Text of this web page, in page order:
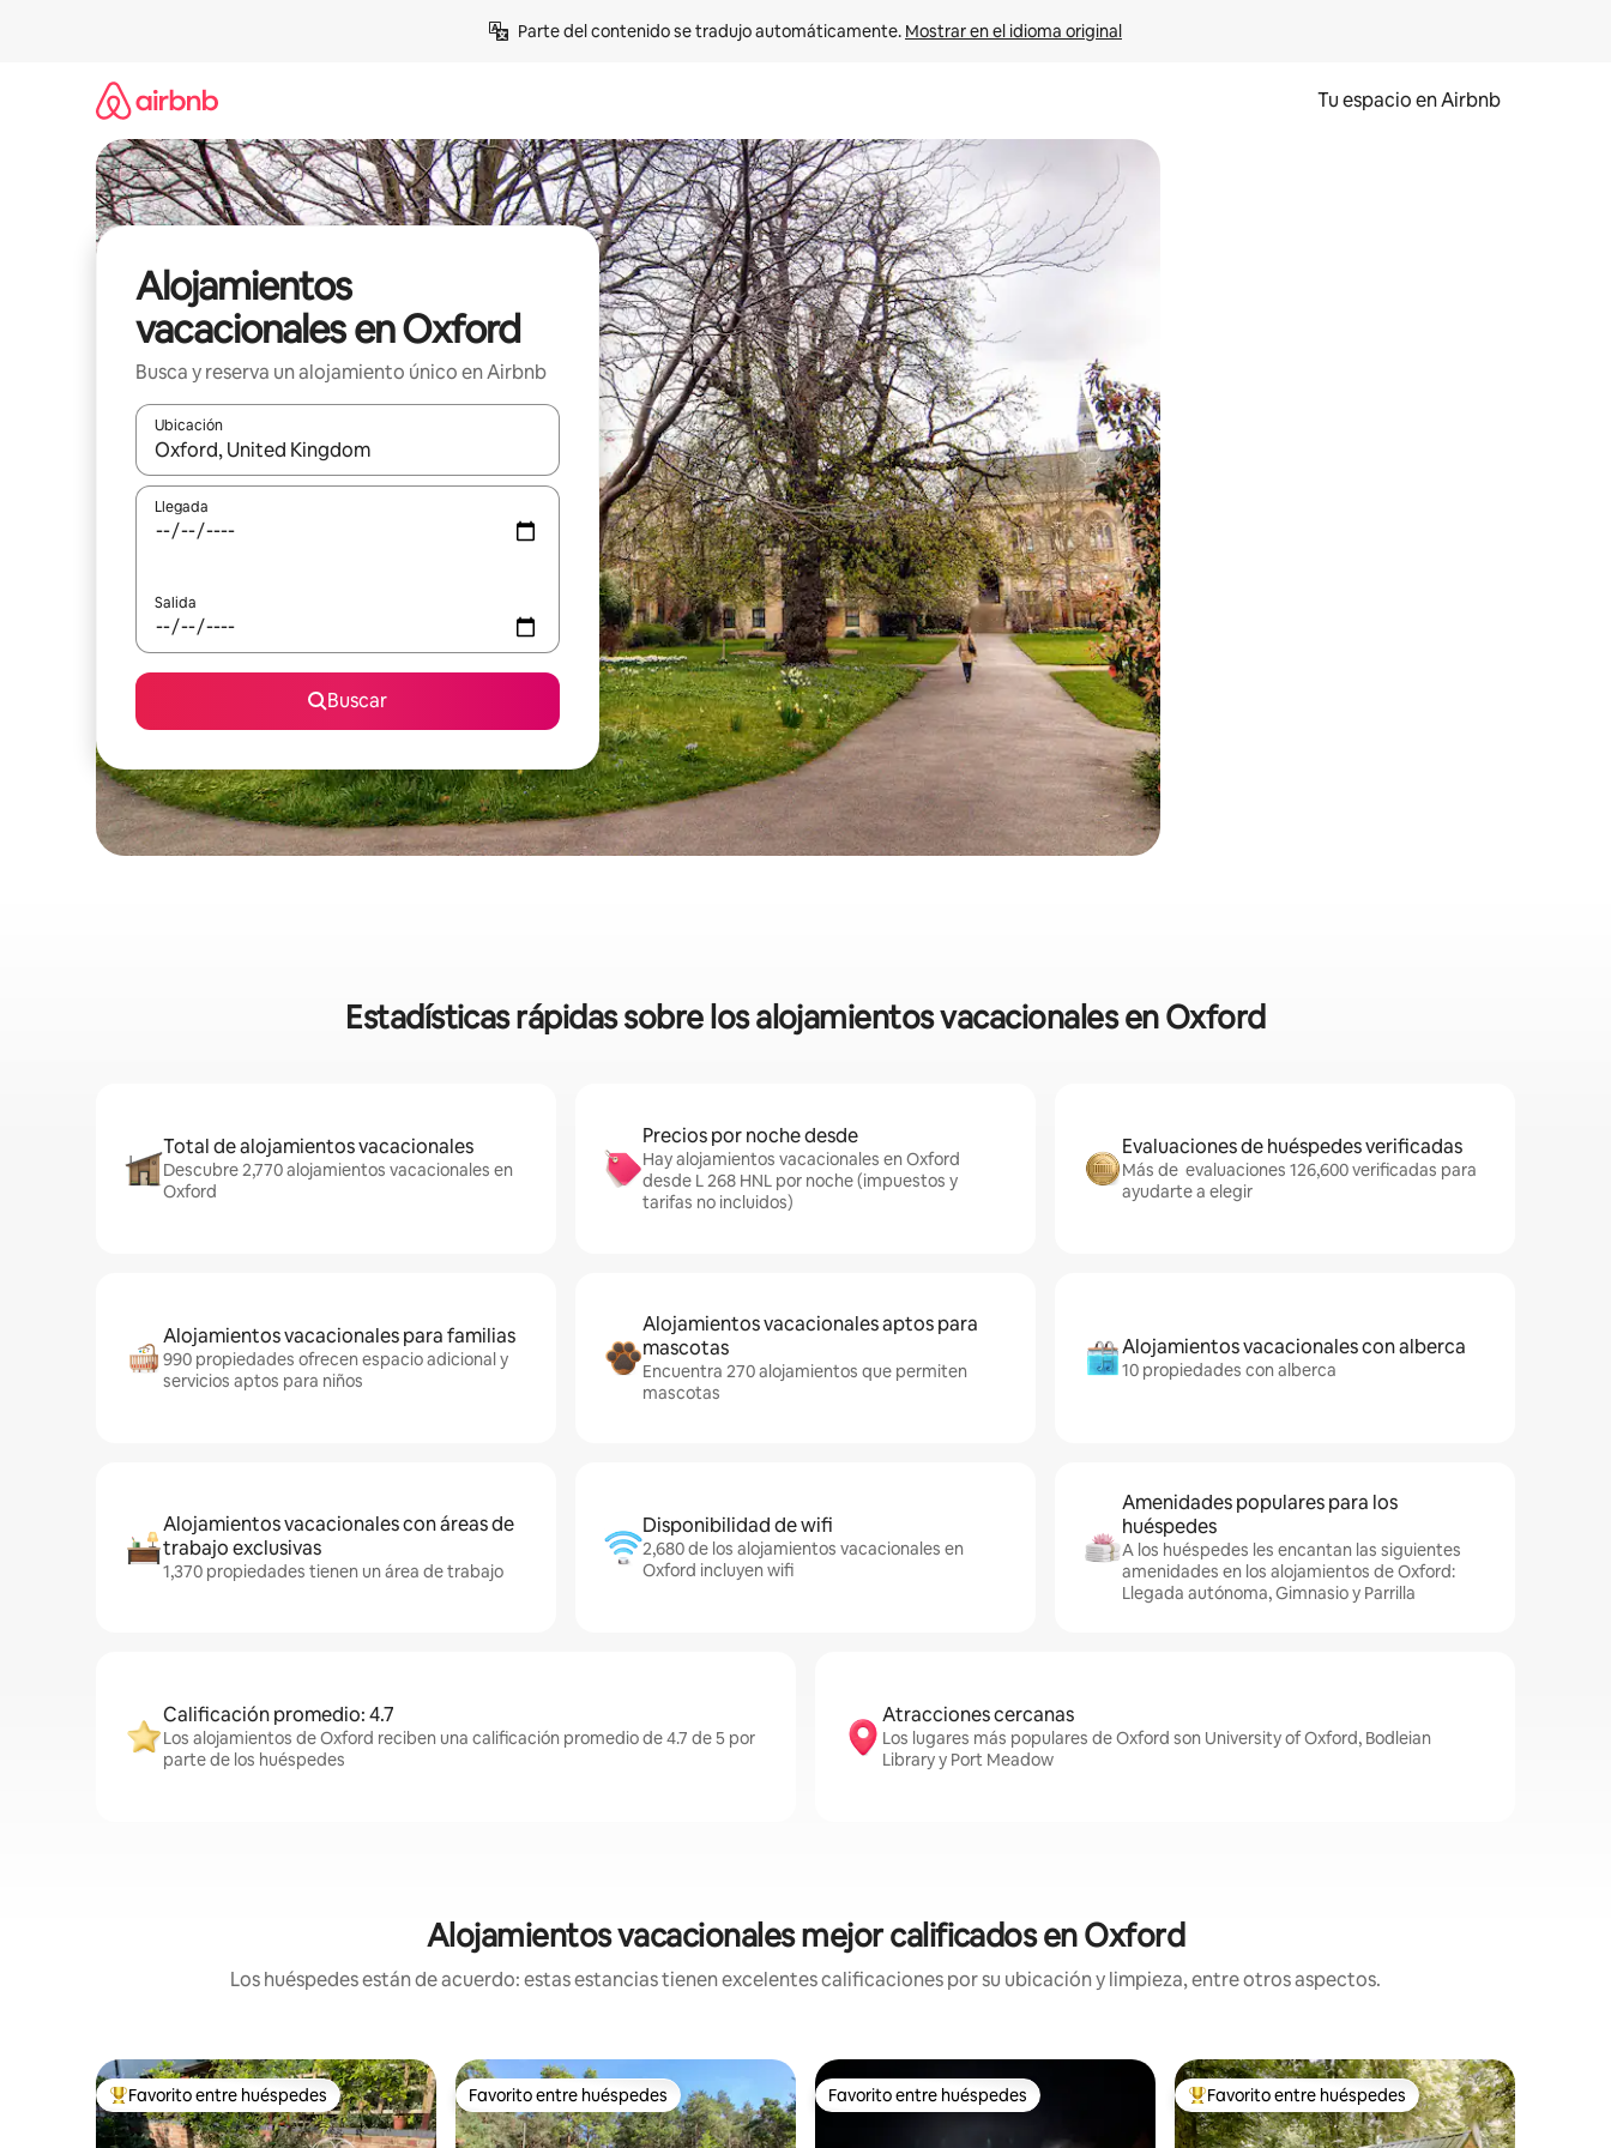
Parte del contenido se tradujo automáticamente. Mostrar en el idioma original
Tu espacio en Airbnb
Alojamientos
vacacionales en Oxford
Busca y reserva un alojamiento único en Airbnb
Ubicación
Cuando los resultados estén disponibles, podrás navegar usando las teclas de las flechas hacia arriba y hacia abajo, o bien tocando y deslizando la pantalla.
Llegada
Salida
Buscar
Estadísticas rápidas sobre los alojamientos vacacionales en Oxford
Total de alojamientos vacacionales
Descubre 2,770 alojamientos vacacionales en
Oxford
Precios por noche desde
Hay alojamientos vacacionales en Oxford
desde L 268 HNL por noche (impuestos y
tarifas no incluidos)
Evaluaciones de huéspedes verificadas
Más de evaluaciones 126,600 verificadas para
ayudarte a elegir
Alojamientos vacacionales para familias
990 propiedades ofrecen espacio adicional y
servicios aptos para niños
Alojamientos vacacionales aptos para
mascotas
Encuentra 270 alojamientos que permiten
mascotas
Alojamientos vacacionales con alberca
10 propiedades con alberca
Alojamientos vacacionales con áreas de
trabajo exclusivas
1,370 propiedades tienen un área de trabajo
Disponibilidad de wifi
2,680 de los alojamientos vacacionales en
Oxford incluyen wifi
Amenidades populares para los
huéspedes
A los huéspedes les encantan las siguientes
amenidades en los alojamientos de Oxford:
Llegada autónoma, Gimnasio y Parrilla
Calificación promedio: 4.7
Los alojamientos de Oxford reciben una calificación promedio de 4.7 de 5 por
parte de los huéspedes
Atracciones cercanas
Los lugares más populares de Oxford son University of Oxford, Bodleian
Library y Port Meadow
Alojamientos vacacionales mejor calificados en Oxford
Los huéspedes están de acuerdo: estas estancias tienen excelentes calificaciones por su ubicación y limpieza, entre otros aspectos.
De los mejores en Favorito entre huéspedes
Favorito entre huéspedes Favorito entre huéspedes
Favorito entre huéspedes Favorito entre huéspedes
Favorito entre huéspedes De los mejores en Favorito entre huéspedes
Favorito entre huéspedes